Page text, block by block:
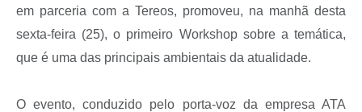
em parceria com a Tereos, promoveu, na manhã desta
sexta-feira (25), o primeiro Workshop sobre a temática,
que é uma das principais ambientais da atualidade.
O evento, conduzido pelo porta-voz da empresa ATA